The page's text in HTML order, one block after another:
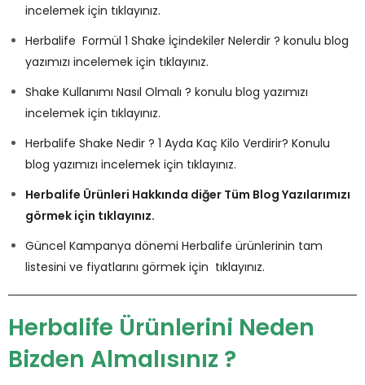
incelemek için tıklayınız.
Herbalife Formül 1 Shake İçindekiler Nelerdir ? konulu blog
yazımızı incelemek için tıklayınız.
Shake Kullanımı Nasıl Olmalı ? konulu blog yazımızı
incelemek için tıklayınız.
Herbalife Shake Nedir ? 1 Ayda Kaç Kilo Verdirir? Konulu
blog yazımızı incelemek için tıklayınız.
Herbalife Ürünleri Hakkında diğer Tüm Blog Yazılarımızı
görmek için tıklayınız.
Güncel Kampanya dönemi Herbalife ürünlerinin tam
listesini ve fiyatlarını görmek için tıklayınız.
Herbalife Ürünlerini Neden
Bizden Almalısınız ?